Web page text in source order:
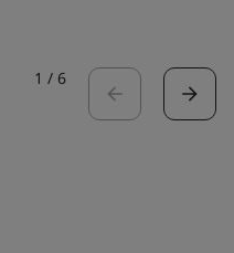
1 / 6